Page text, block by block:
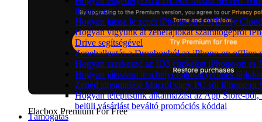
iPhone-on
Hogyan játssz le zenét iPhone-on a WD My
Hogyan vigyünk át zenefájlokat számítógépről
Drive segítségével
Zenehallgatás a Dropboxból az iPhone-on offline
Hogyan szerkeszd az ID3 címkéket iPhone-on és
Hogyan játsszam le a helyi fájlokat (iTunes
Zenéd streamelése Macről vagy PC-ről iPhone-ra
Hogyan telepítsünk alkalmazást az App Store-
belüli vásárlást beváltó promóciós kóddal
Támogatás
Flacbox Premium For Free